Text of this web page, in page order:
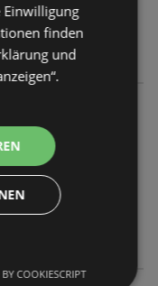
Einwilligung
finden
und
COOKIESCRIPT